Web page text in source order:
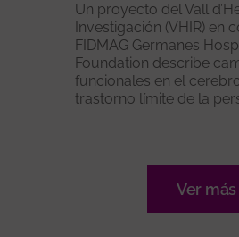
Un proyecto del Vall
Investigación (VHIR) en
FIDMAG Germanes
Foundation describe
funcionales en el
trastorno límite de la
Ver más